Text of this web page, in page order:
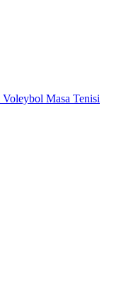
Voleybol Masa Tenisi